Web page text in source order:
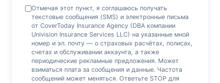
Отмечая этот пункт, я соглашаюсь получать
текстовые сообщения (SMS) и электронные письма
от CoverToday Insurance Agency (DBA компании
Univision Insurance Services LLC) на указанные мной
номер и эл. почту — о страховых расчётах, полисах,
счетах и обслуживании аккаунта, а также
периодические рекламные предложения. Может
взиматься плата за сообщения и данные. Частота
сообщений может меняться. Ответьте STOP для